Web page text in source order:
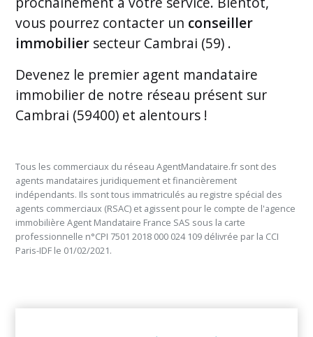
vous pourrez contacter un conseiller
immobilier secteur Cambrai (59) .
Devenez le premier agent mandataire
immobilier de notre réseau présent sur
Cambrai (59400) et alentours !
Tous les commerciaux du réseau AgentMandataire.fr sont des
agents mandataires juridiquement et financièrement
indépendants. Ils sont tous immatriculés au registre spécial des
agents commerciaux (RSAC) et agissent pour le compte de l'agence
immobilière Agent Mandataire France SAS sous la carte
professionnelle n°CPI 7501 2018 000 024 109 délivrée par la CCI
Paris-IDF le 01/02/2021.